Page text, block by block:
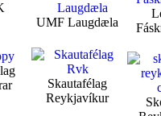
UMF Laugdæla
Skautafélag
Reykjavíkur